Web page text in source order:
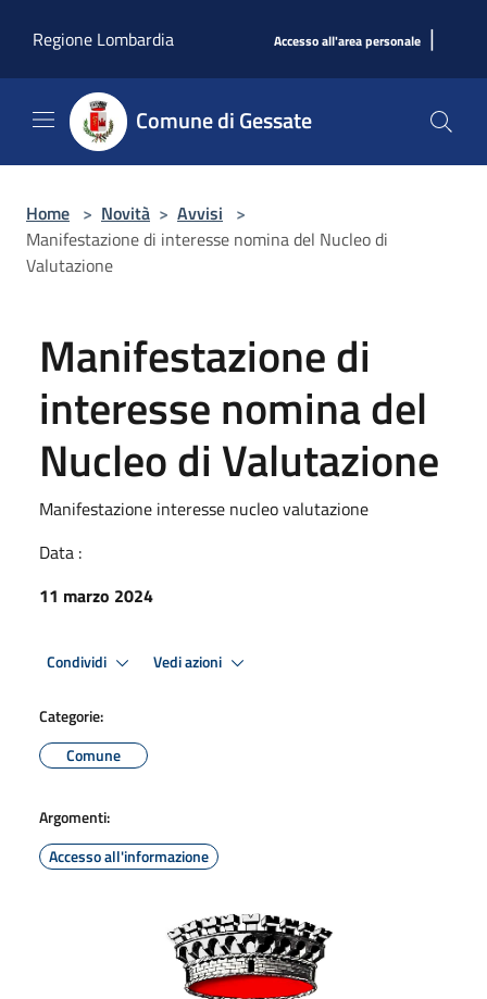
Regione Lombardia
Accesso all'area personale |
Comune di Gessate
Home > Novità > Avvisi >
Manifestazione di interesse nomina del Nucleo di
Valutazione
Manifestazione di
interesse nomina del
Nucleo di Valutazione
Manifestazione interesse nucleo valutazione
Data :
11 marzo 2024
Condividi Vedi azioni
Categorie:
Comune
Argomenti:
Accesso all'informazione